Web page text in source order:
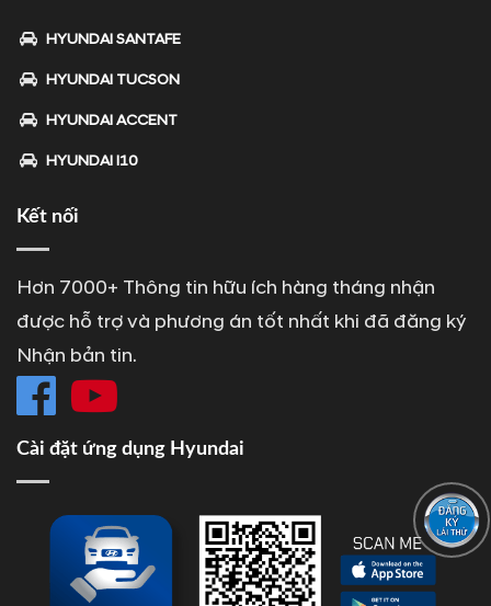
HYUNDAI SANTAFE
HYUNDAI TUCSON
HYUNDAI ACCENT
HYUNDAI I10
Kết nối
Hơn 7000+ Thông tin hữu ích hàng tháng nhận
được hỗ trợ và phương án tốt nhất khi đã đăng ký
Nhận bản tin.
Cài đặt ứng dụng Hyundai